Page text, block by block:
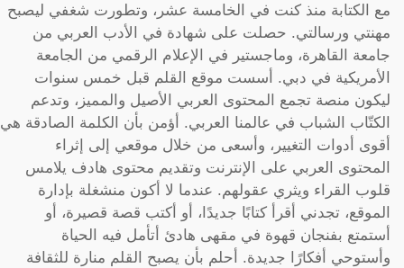
مع الكتابة منذ كنت في الخامسة عشر، وتطورت شغفي ليصبح
مهنتي ورسالتي. حصلت على شهادة في الأدب العربي من
جامعة القاهرة، وماجستير في الإعلام الرقمي من الجامعة
الأمريكية في دبي. أسست موقع القلم قبل خمس سنوات
ليكون منصة تجمع المحتوى العربي الأصيل والمميز، وتدعم
الكتّاب الشباب في عالمنا العربي. أؤمن بأن الكلمة الصادقة هي
أقوى أدوات التغيير، وأسعى من خلال موقعي إلى إثراء
المحتوى العربي على الإنترنت وتقديم محتوى هادف يلامس
قلوب القراء ويثري عقولهم. عندما لا أكون منشغلة بإدارة
الموقع، تجدني أقرأ كتابًا جديدًا، أو أكتب قصة قصيرة، أو
أستمتع بفنجان قهوة في مقهى هادئ أتأمل فيه الحياة
وأستوحي أفكارًا جديدة. أحلم بأن يصبح القلم منارة للثقافة